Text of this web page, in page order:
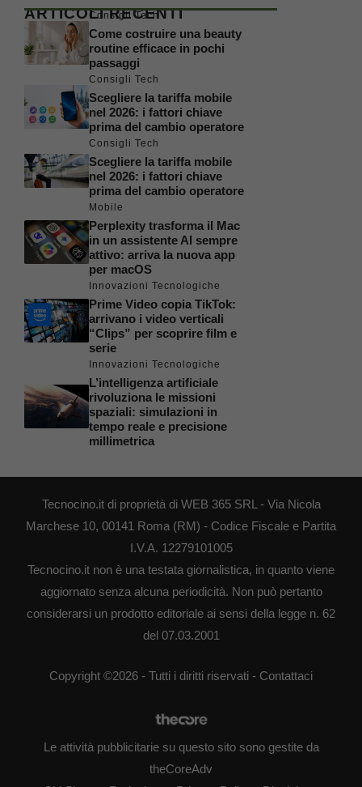
ARTICOLI RECENTI
Consigli Tech
Come costruire una beauty
routine efficace in pochi
passaggi
Consigli Tech
Scegliere la tariffa mobile
nel 2026: i fattori chiave
prima del cambio operatore
Consigli Tech
Scegliere la tariffa mobile
nel 2026: i fattori chiave
prima del cambio operatore
Mobile
Perplexity trasforma il Mac
in un assistente AI sempre
attivo: arriva la nuova app
per macOS
Innovazioni Tecnologiche
Prime Video copia TikTok:
arrivano i video verticali
“Clips” per scoprire film e
serie
Innovazioni Tecnologiche
L’intelligenza artificiale
rivoluziona le missioni
spaziali: simulazioni in
tempo reale e precisione
millimetrica
Tecnocino.it di proprietà di WEB 365 SRL - Via Nicola
Marchese 10, 00141 Roma (RM) - Codice Fiscale e Partita
I.V.A. 12279101005
Tecnocino.it non è una testata giornalistica, in quanto viene
aggiornato senza alcuna periodicità. Non può pertanto
considerarsi un prodotto editoriale ai sensi della legge n. 62
del 07.03.2001
Copyright ©2026 - Tutti i diritti riservati - Contattaci
Le attività pubblicitarie su questo sito sono gestite da
theCoreAdv